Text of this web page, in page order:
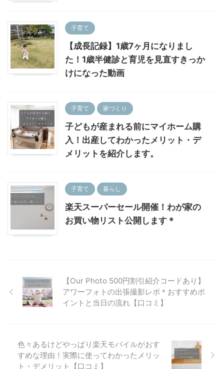
子育て
【成長記録】1歳7ヶ月になりまし
た！1歳半健診と育児を見直すきっか
けになった動画
子育て 家づくり
子どもが産まれる前にマイホーム購
入！出産してわかったメリット・デ
メリットを紹介します。
子育て 暮らし
楽天スーパーセール開催！わが家の
お買い物リスト公開します＊
【Our Photo 500円割引紹介コードあり】
アワーフォトの出張撮影レポ＊おすすめポ
イントと当日の流れ【口コミ】
色々あるけどやっぱり楽天モバイルがおす
すめな理由！実際に使ってわかったメリッ
ト・デメリット【口コミ】